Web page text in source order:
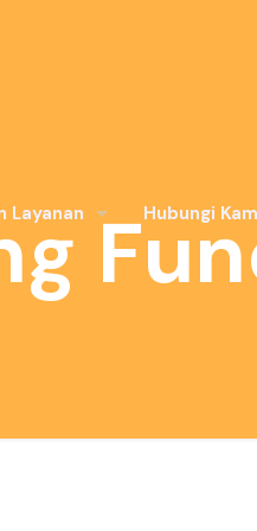
Layanan Hubungi